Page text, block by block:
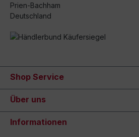
Prien-Bachham
Deutschland
Shop Service
Über uns
Informationen